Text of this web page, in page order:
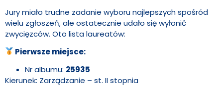
Jury miało trudne zadanie wyboru najlepszych spośród
wielu zgłoszeń, ale ostatecznie udało się wyłonić
zwycięzców. Oto lista laureatów:
Pierwsze miejsce:
Nr albumu: 25935
Kierunek: Zarządzanie – st. II stopnia